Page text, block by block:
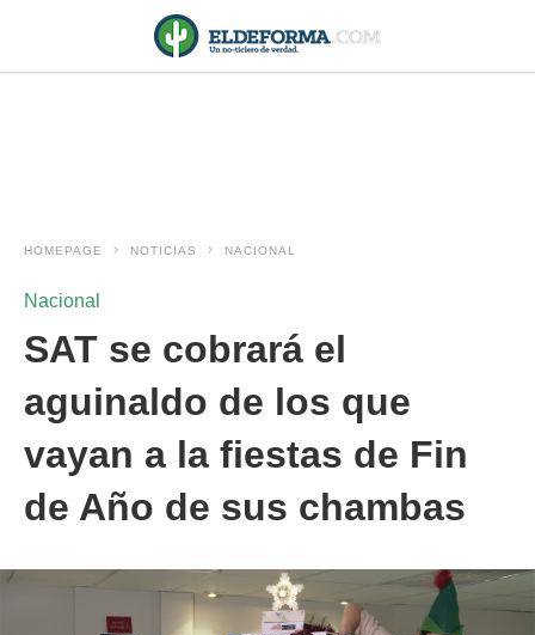
HOMEPAGE NOTICIAS NACIONAL
Nacional
SAT se cobrará el
aguinaldo de los que
vayan a la fiestas de Fin
de Año de sus chambas